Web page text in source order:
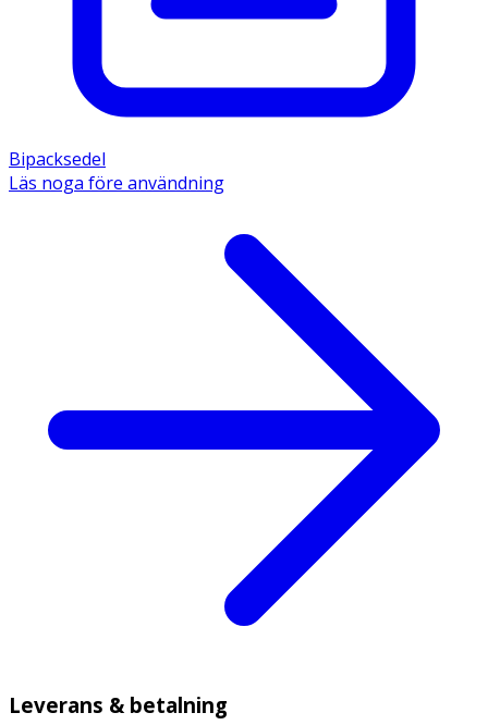
Bipacksedel
Läs noga före användning
Leverans & betalning